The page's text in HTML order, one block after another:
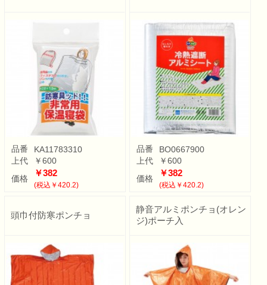
品番
KA11783310
上代
￥600
価格
￥382
(税込￥420.2)
品番
BO0667900
上代
￥600
価格
￥382
(税込￥420.2)
頭巾付防寒ポンチョ
静音アルミポンチョ(オレン
ジ)ポーチ入